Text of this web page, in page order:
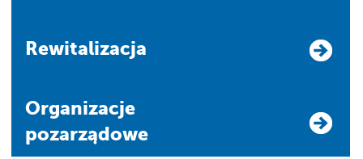
Rewitalizacja
Organizacje
pozarządowe